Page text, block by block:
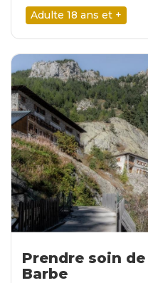
Adulte 18 ans et +
Prendre soin
Barbe